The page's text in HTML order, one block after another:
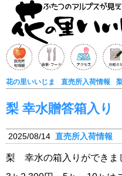
花の里いいじま 直売所入荷情報
梨 幸水贈答箱入り
2025/08/14 直売所入荷情報
梨 幸水の箱入りができま